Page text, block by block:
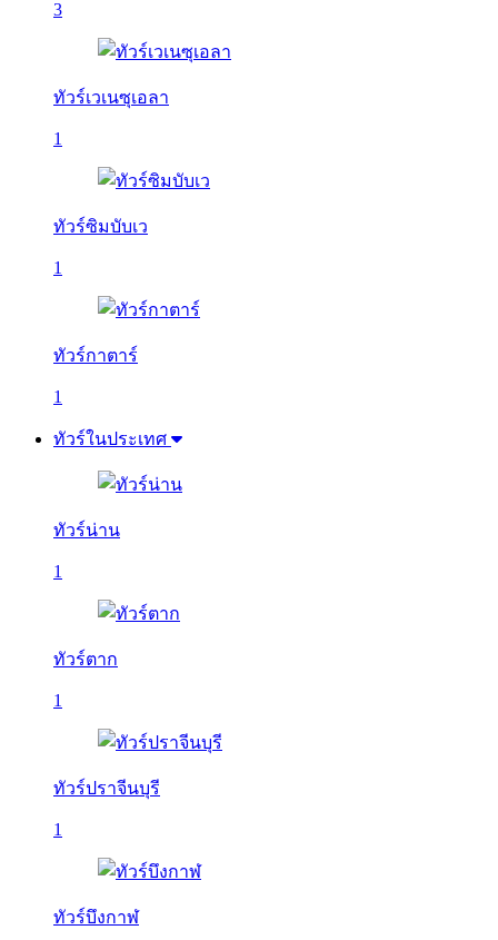
3
ทัวร์เวเนซุเอลา
1
ทัวร์ซิมบับเว
1
ทัวร์กาตาร์
1
ทัวร์ในประเทศ
ทัวร์น่าน
1
ทัวร์ตาก
1
ทัวร์ปราจีนบุรี
1
ทัวร์บึงกาฬ